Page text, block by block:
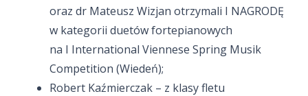
oraz dr Mateusz Wizjan otrzymali I NAGRODĘ
w kategorii duetów fortepianowych
na I International Viennese Spring Musik
Competition (Wiedeń);
Robert Kaźmierczak – z klasy fletu